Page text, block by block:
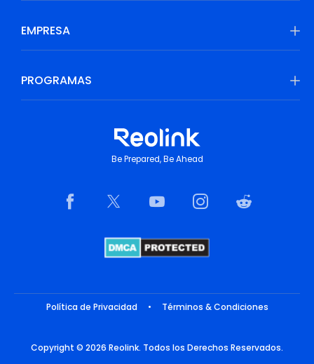
EMPRESA
PROGRAMAS
Be Prepared, Be Ahead
Política de Privacidad • Términos & Condiciones
Copyright © 2026 Reolink. Todos los Derechos Reservados.